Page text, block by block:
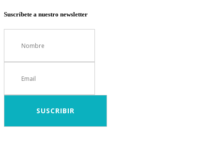
Suscríbete a nuestro newsletter